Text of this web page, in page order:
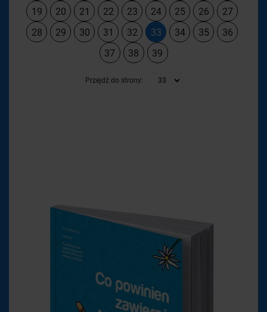
19
20 21 22 23 24 25 26
27
28
29 30 31 32 33 34 35
36
37
38 39
Przejdź do strony: